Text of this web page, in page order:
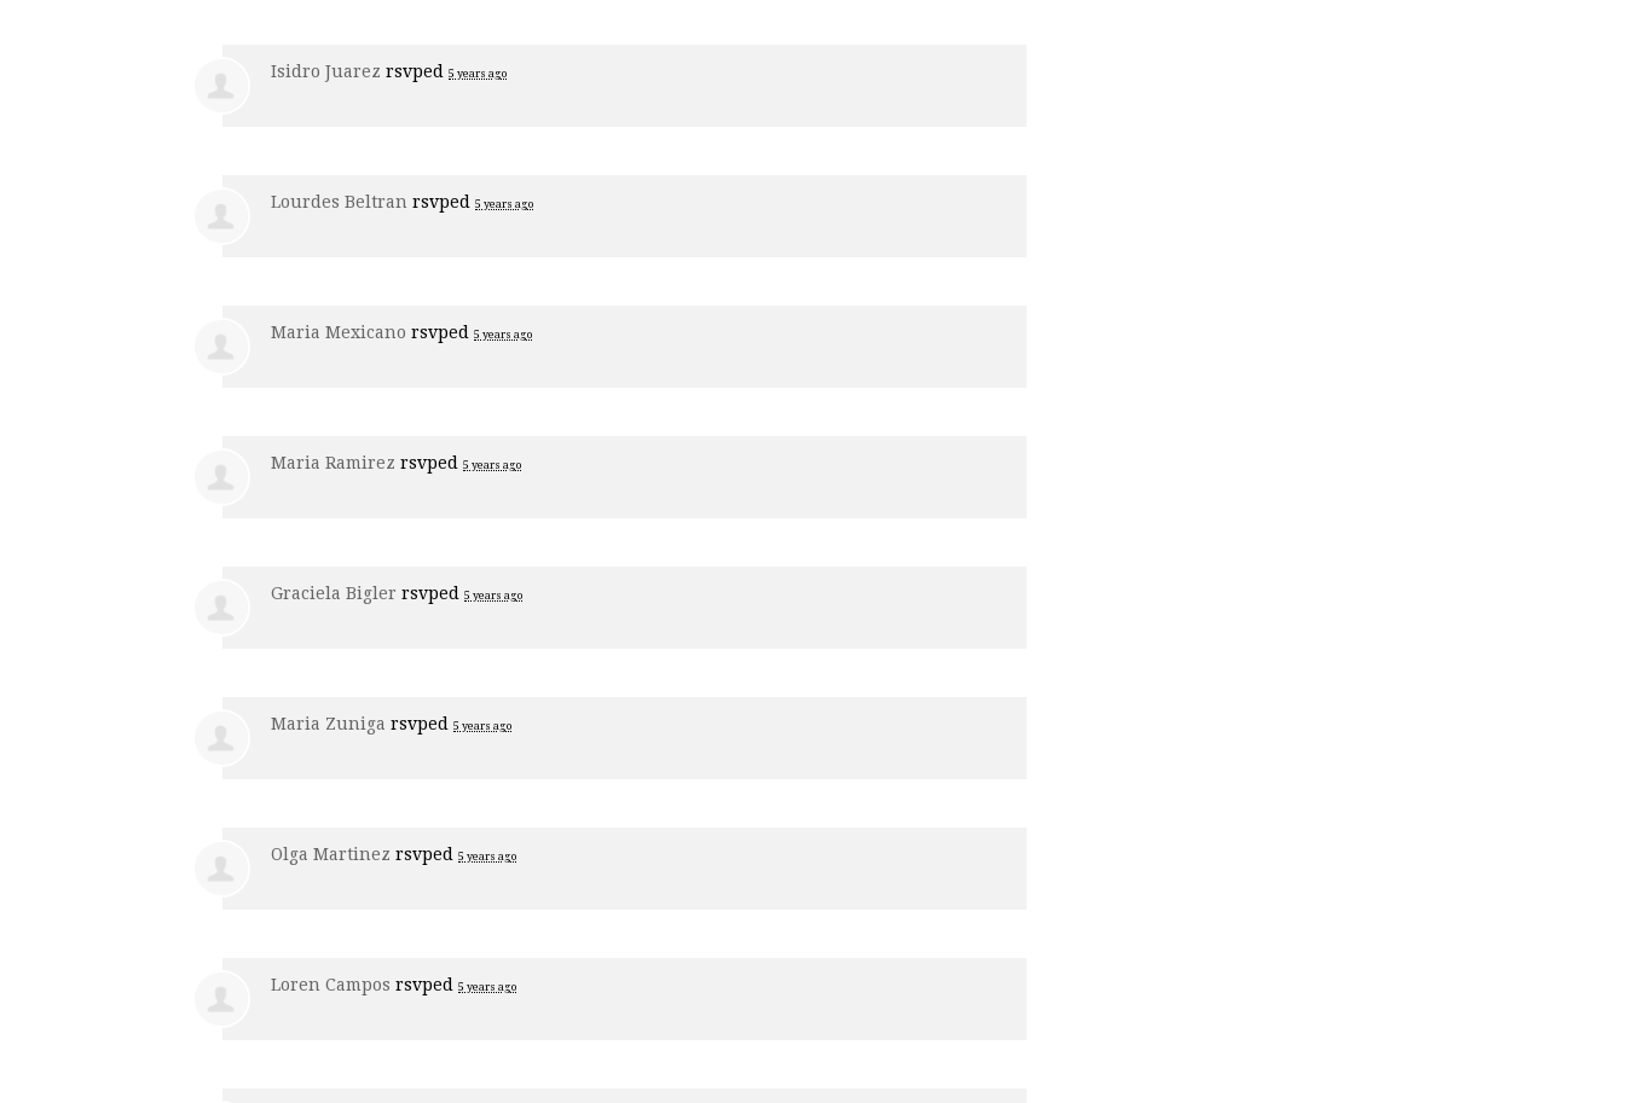
Isidro Juarez rsvped 5 years ago
Lourdes Beltran rsvped 5 years ago
Maria Mexicano rsvped 5 years ago
Maria Ramirez rsvped 5 years ago
Graciela Bigler rsvped 5 years ago
Maria Zuniga rsvped 5 years ago
Olga Martinez rsvped 5 years ago
Loren Campos rsvped 5 years ago